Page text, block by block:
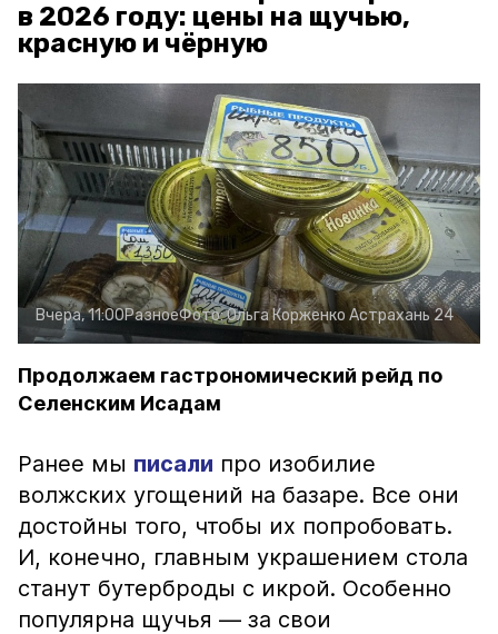
в 2026 году: цены на щучью,
красную и чёрную
Вчера, 11:00РазноеФото:Ольга Корженко Астрахань 24
Продолжаем гастрономический рейд по
Селенским Исадам
Ранее мы писали про изобилие
волжских угощений на базаре. Все они
достойны того, чтобы их попробовать.
И, конечно, главным украшением стола
станут бутерброды с икрой. Особенно
популярна щучья — за свои